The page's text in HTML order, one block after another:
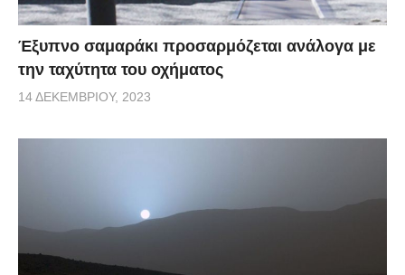
Έξυπνο σαμαράκι προσαρμόζεται ανάλογα με
την ταχύτητα του οχήματος
14 ΔΕΚΕΜΒΡΊΟΥ, 2023